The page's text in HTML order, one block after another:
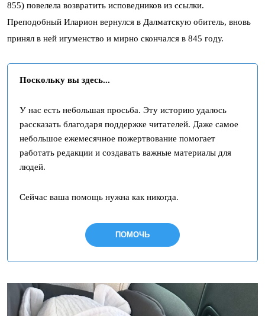
855) повелела возвратить исповедников из ссылки.
Преподобный Иларион вернулся в Далматскую обитель, вновь
принял в ней игуменство и мирно скончался в 845 году.
Поскольку вы здесь...
У нас есть небольшая просьба. Эту историю удалось
рассказать благодаря поддержке читателей. Даже самое
небольшое ежемесячное пожертвование помогает
работать редакции и создавать важные материалы для
людей.
Сейчас ваша помощь нужна как никогда.
ПОМОЧЬ